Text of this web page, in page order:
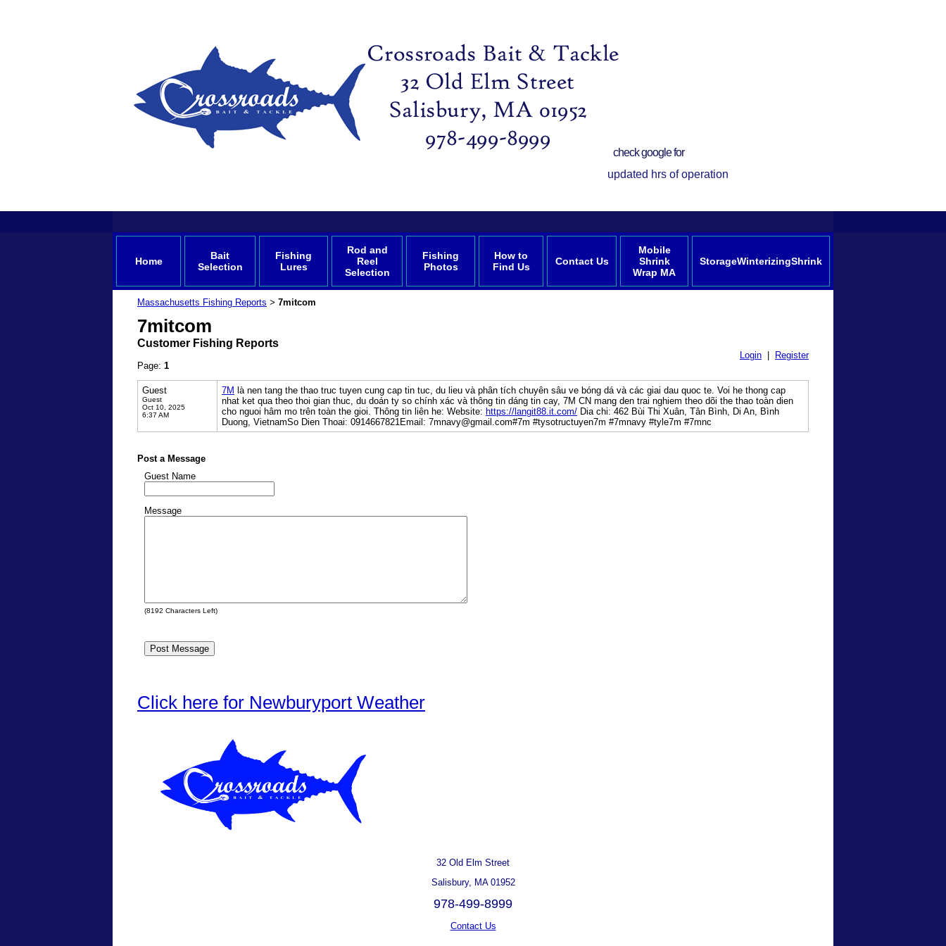
check google for
updated hrs of operation
Home
Bait
Selection
Fishing
Lures
Rod and
Reel
Selection
Fishing
Photos
How to
Find Us
Contact Us
Mobile
Shrink
Wrap MA
StorageWinterizingShrink
Massachusetts Fishing Reports > 7mitcom
7mitcom
Customer Fishing Reports
Login
Register
Page: 1
Guest
Guest
Oct 10, 2025
6:37 AM
7M là nen tang the thao truc tuyen cung cap tin tuc, du lieu và phân tích chuyên sâu ve bóng dá và các giai dau quoc te. Voi he thong cap
nhat ket qua theo thoi gian thuc, du doán ty so chính xác và thông tin dáng tin cay, 7M CN mang den trai nghiem theo dõi the thao toàn dien
cho nguoi hâm mo trên toàn the gioi. Thông tin liên he: Website: https://langit88.it.com/ Dia chi: 462 Bùi Thi Xuân, Tân Bình, Di An, Bình
Duong, VietnamSo Dien Thoai: 0914667821Email: 7mnavy@gmail.com#7m #tysotructuyen7m #7mnavy #tyle7m #7mnc
Post a Message
Guest Name
Message
(8192 Characters Left)
Click here for Newburyport Weather
32 Old Elm Street
Salisbury, MA 01952
978-499-8999
Contact Us